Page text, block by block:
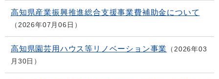
高知県産業振興推進総合支援事業費補助金について
2026年07月06日
高知県園芸用ハウス等リノベーション事業
2026年03
月30日